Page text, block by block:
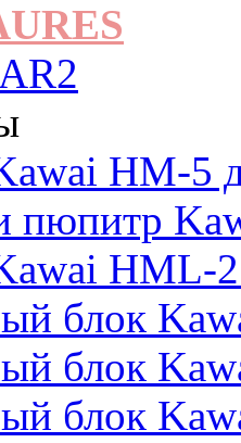
HM-5
пюпитр
HML-
блок
блок
блок